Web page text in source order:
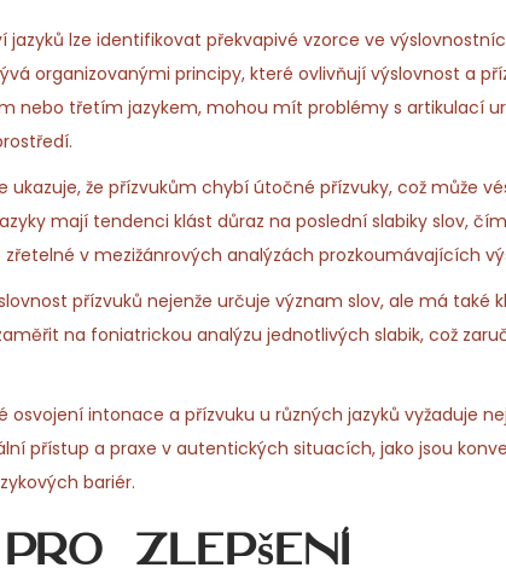
lze identifikovat překvapivé vzorce ve
organizovanými principy, které ovlivňují výslovnost a
nebo třetím jazykem, mohou mít problémy s artikulací
že přízvukům chybí útočné přízvuky, což může
mají tendenci klást důraz na poslední slabiky slov,
v mezižánrových analýzách prozkoumávajících
přízvuků nejenže určuje význam slov, ale má také
na foniatrickou analýzu jednotlivých slabik, což
osvojení intonace a přízvuku u různých jazyků vyžaduje
přístup a praxe v autentických situacích, jako jsou
bariér.
zlepšení